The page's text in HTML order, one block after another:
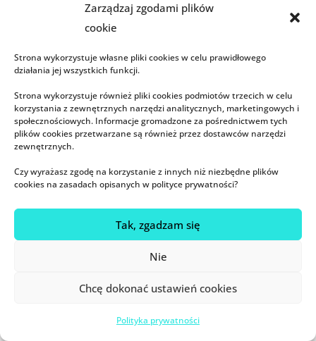
Zarządzaj zgodami plików
cookie
Strona wykorzystuje własne pliki cookies w celu prawidłowego
działania jej wszystkich funkcji.
Strona wykorzystuje również pliki cookies podmiotów trzecich w celu
korzystania z zewnętrznych narzędzi analitycznych, marketingowych i
społecznościowych. Informacje gromadzone za pośrednictwem tych
plików cookies przetwarzane są również przez dostawców narzędzi
zewnętrznych.
Czy wyrażasz zgodę na korzystanie z innych niż niezbędne plików
cookies na zasadach opisanych w polityce prywatności?
Tak, zgadzam się
Nie
Chcę dokonać ustawień cookies
Polityka prywatności
ZAMAWIAM KSIĄŻKĘ!
Książka, która dostarczy Ci wiedzy i zapewni
spokojny start w macierzyństwo.
KURSY:
Zaparcia nawykowe i trudności w